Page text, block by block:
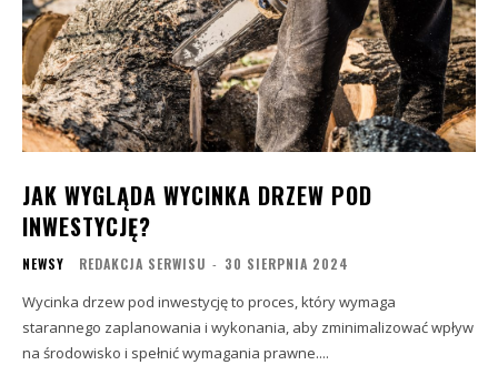
JAK WYGLĄDA WYCINKA DRZEW POD
INWESTYCJĘ?
NEWSY REDAKCJA SERWISU - 30 SIERPNIA 2024
Wycinka drzew pod inwestycję to proces, który wymaga
starannego zaplanowania i wykonania, aby zminimalizować wpływ
na środowisko i spełnić wymagania prawne....